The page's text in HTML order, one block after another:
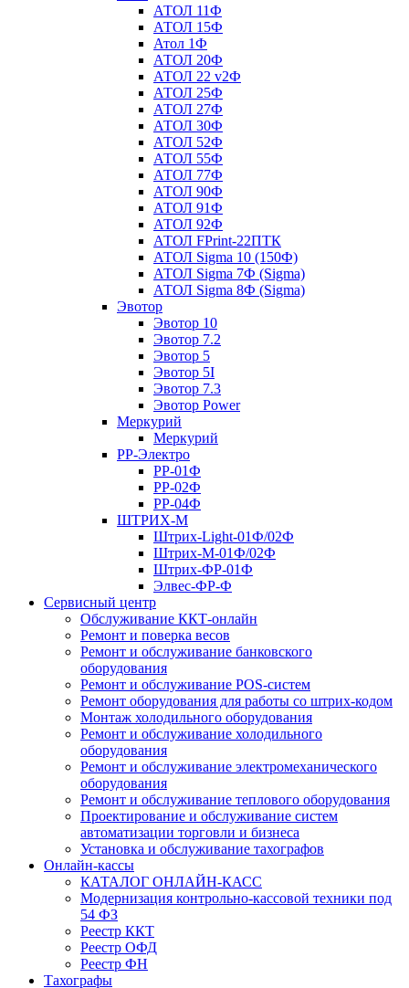
АТОЛ 11Ф
АТОЛ 15Ф
Атол 1Ф
АТОЛ 20Ф
АТОЛ 22 v2Ф
АТОЛ 25Ф
АТОЛ 27Ф
АТОЛ 30Ф
АТОЛ 52Ф
АТОЛ 55Ф
АТОЛ 77Ф
АТОЛ 90Ф
АТОЛ 91Ф
АТОЛ 92Ф
АТОЛ FPrint-22ПТК
АТОЛ Sigma 10 (150Ф)
АТОЛ Sigma 7Ф (Sigma)
АТОЛ Sigma 8Ф (Sigma)
Эвотор
Эвотор 10
Эвотор 7.2
Эвотор 5
Эвотор 5I
Эвотор 7.3
Эвотор Power
Меркурий
Меркурий
РР-Электро
РР-01Ф
РР-02Ф
РР-04Ф
ШТРИХ-М
Штрих-Light-01Ф/02Ф
Штрих-М-01Ф/02Ф
Штрих-ФР-01Ф
Элвес-ФР-Ф
Сервисный центр
Обслуживание ККТ-онлайн
Ремонт и поверка весов
Ремонт и обслуживание банковского
оборудования
Ремонт и обслуживание POS-систем
Ремонт оборудования для работы со штрих-кодом
Монтаж холодильного оборудования
Ремонт и обслуживание холодильного
оборудования
Ремонт и обслуживание электромеханического
оборудования
Ремонт и обслуживание теплового оборудования
Проектирование и обслуживание систем
автоматизации торговли и бизнеса
Установка и обслуживание тахографов
Онлайн-кассы
КАТАЛОГ ОНЛАЙН-КАСС
Модернизация контрольно-кассовой техники под
54 ФЗ
Реестр ККТ
Реестр ОФД
Реестр ФН
Тахографы